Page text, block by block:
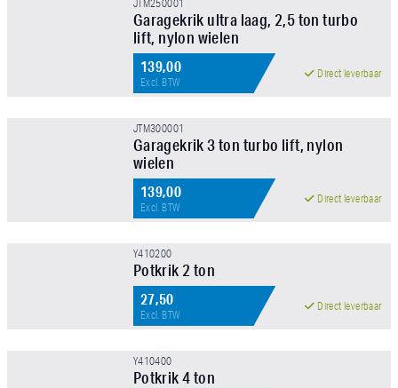
JTM250001
Garagekrik ultra laag, 2,5 ton turbo
lift, nylon wielen
139,00
Excl. BTW
Direct leverbaar
JTM300001
Garagekrik 3 ton turbo lift, nylon
wielen
139,00
Excl. BTW
Direct leverbaar
Y410200
Potkrik 2 ton
27,50
Excl. BTW
Direct leverbaar
Y410400
Potkrik 4 ton